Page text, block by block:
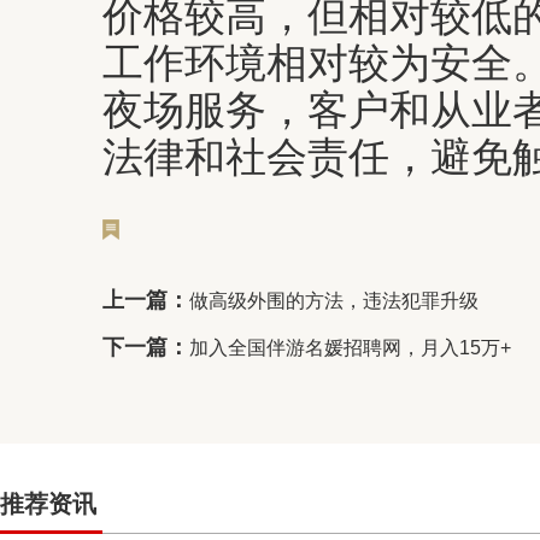
价格较高，但相对较低
工作环境相对较为安全
夜场服务，客户和从业
法律和社会责任，避免
上一篇： 做高级外围的方法，违法犯罪升级
下一篇： 加入全国伴游名媛招聘网，月入15万+
推荐资讯